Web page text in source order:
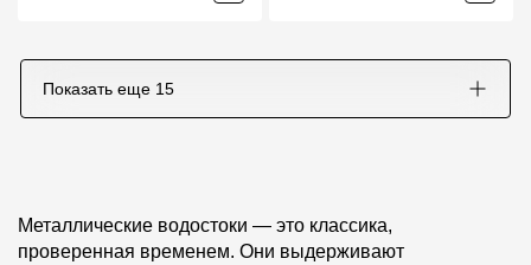
Показать еще 15
Металлические водостоки — это классика,
проверенная временем. Они выдерживают